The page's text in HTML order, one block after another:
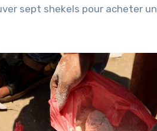
sept shekels pour acheter